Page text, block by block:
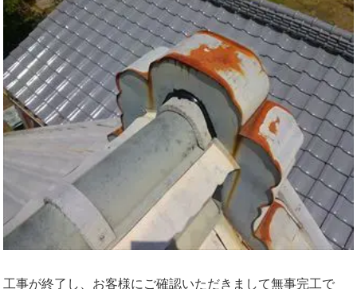
工事が終了し、お客様にご確認いただきまして無事完工で